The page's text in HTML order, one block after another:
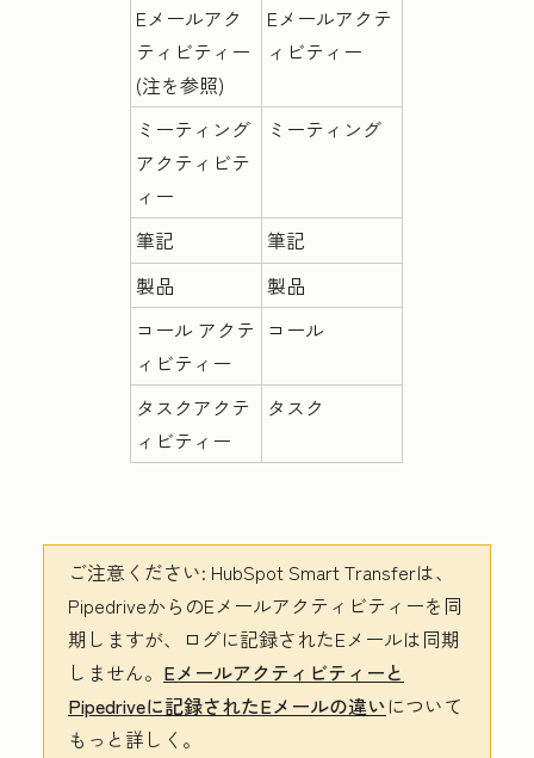
Eメールアク
ティビティー
(注を参照)
Eメールアクテ
ィビティー
ミーティング
アクティビテ
ィー
ミーティング
筆記
筆記
製品
製品
コール アクテ
ィビティー
コール
タスクアクテ
ィビティー
タスク
ご注意ください: HubSpot Smart Transferは、
PipedriveからのEメールアクティビティーを同
期しますが、ログに記録されたEメールは同期
しません。 Eメールアクティビティーと
Pipedriveに記録されたEメールの違いについて
もっと詳しく。